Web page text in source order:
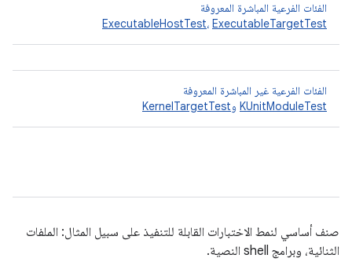
الفئات الفرعية المباشرة المعروفة
ExecutableHostTest، ExecutableTargetTest
الفئات الفرعية غير المباشرة المعروفة
KUnitModuleTest وKernelTargetTest
صنف أساسي لنمط الاختبارات القابلة للتنفيذ على سبيل المثال: الملفات
الثنائية، وبرامج shell النصية.